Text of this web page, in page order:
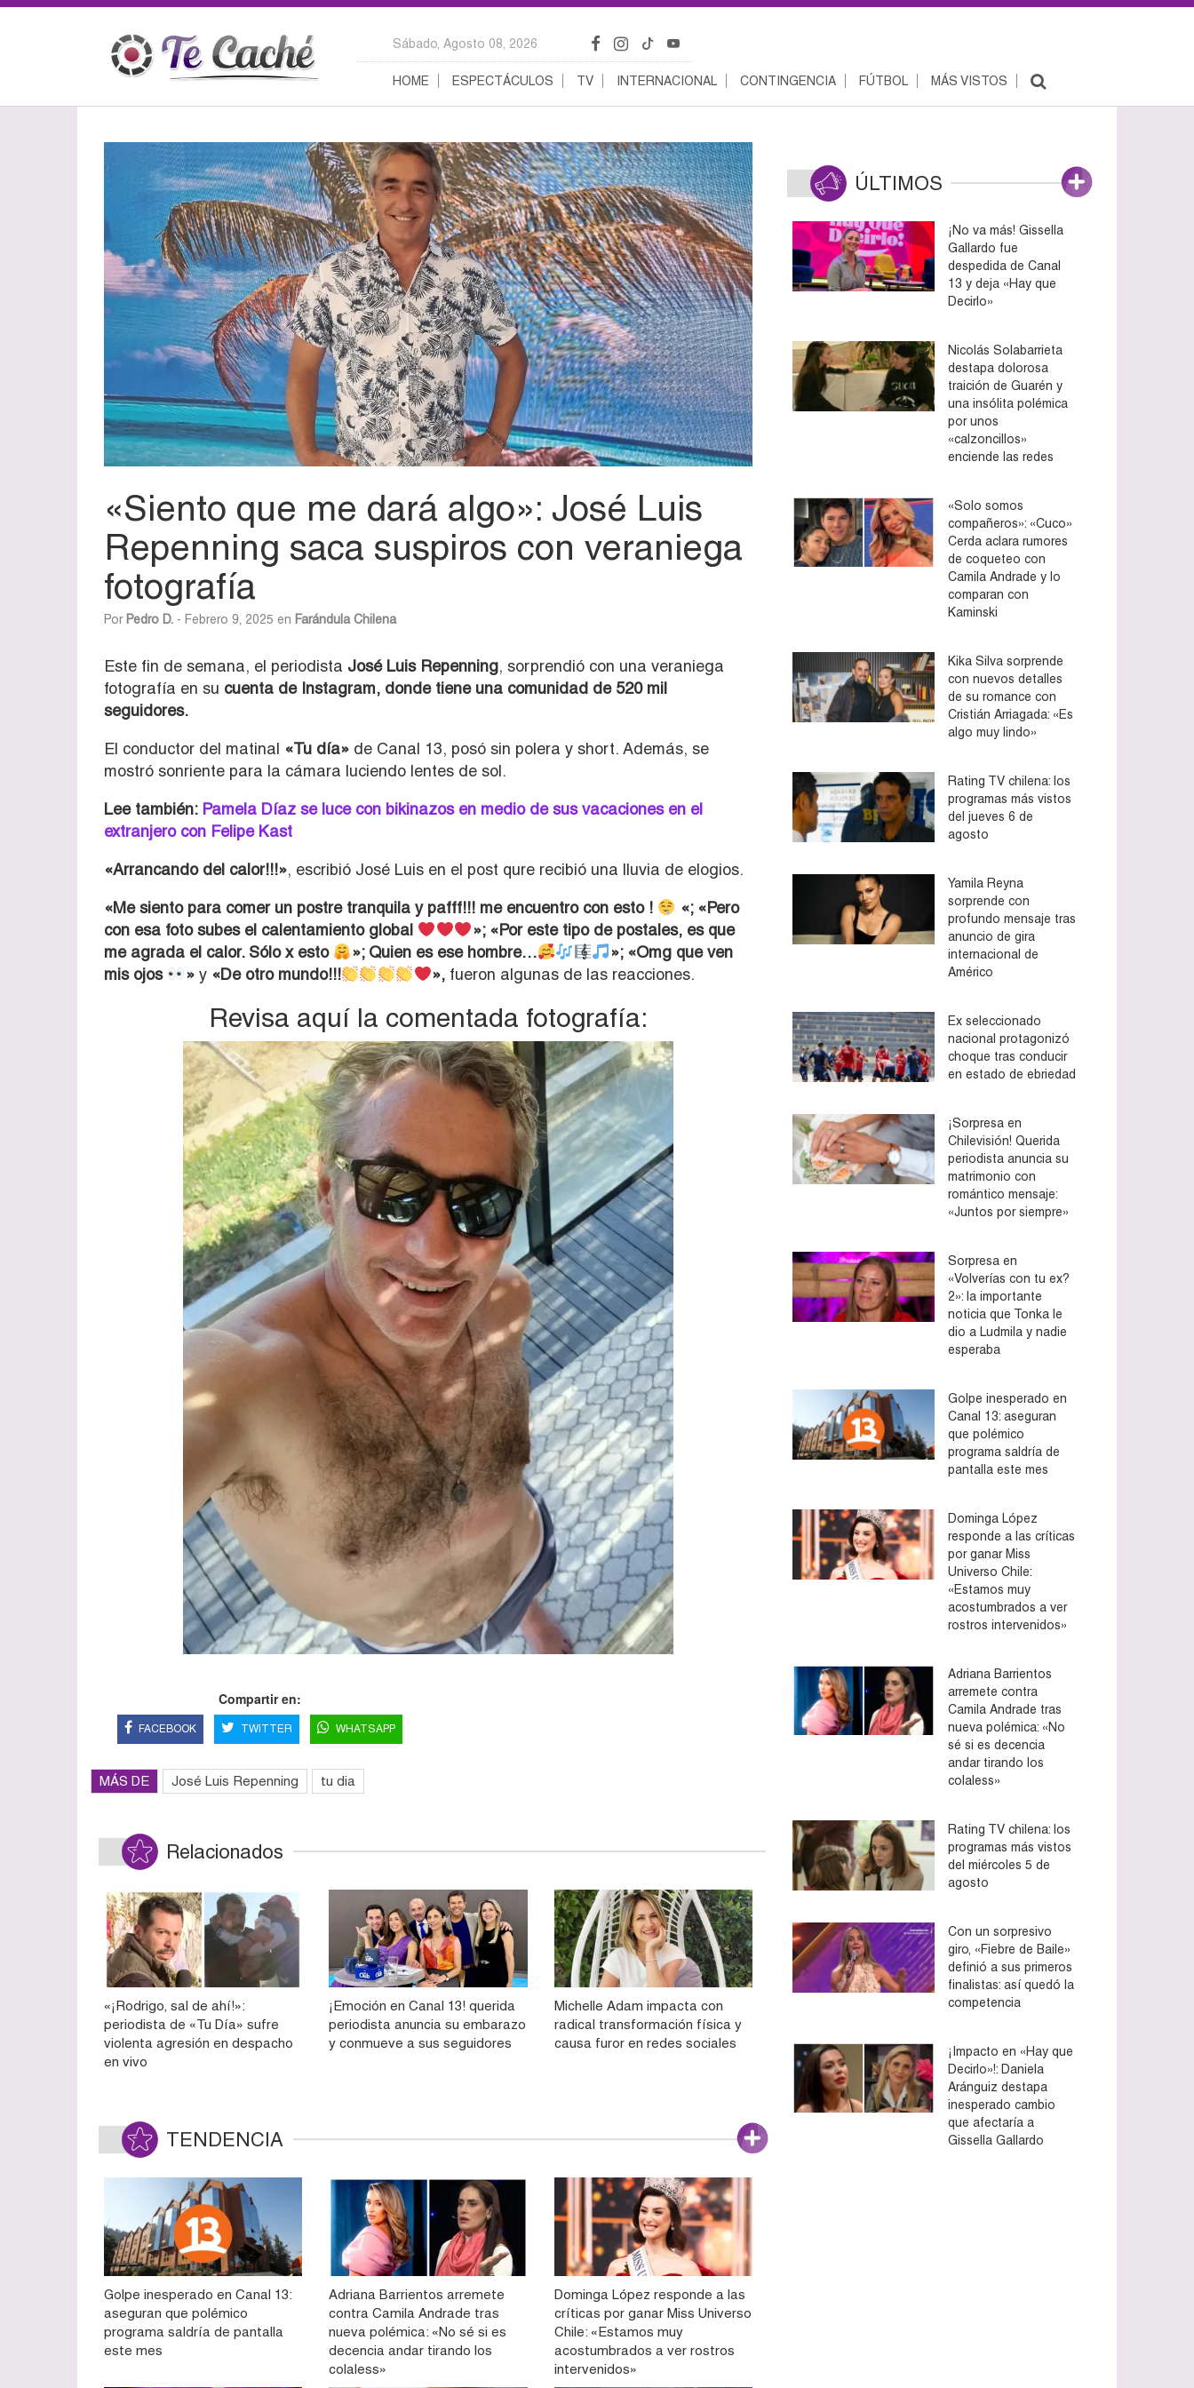
Sábado, Agosto 08, 2026
HOME ESPECTÁCULOS TV INTERNACIONAL CONTINGENCIA FÚTBOL MÁS VISTOS
«Siento que me dará algo»: José Luis
Repenning saca suspiros con veraniega
fotografía
Por Pedro D. - Febrero 9, 2025 en Farándula Chilena
Este fin de semana, el periodista José Luis Repenning, sorprendió con una veraniega
fotografía en su cuenta de Instagram, donde tiene una comunidad de 520 mil
seguidores.
El conductor del matinal «Tu día» de Canal 13, posó sin polera y short. Además, se
mostró sonriente para la cámara luciendo lentes de sol.
Lee también: Pamela Díaz se luce con bikinazos en medio de sus vacaciones en el
extranjero con Felipe Kast
«Arrancando del calor!!!», escribió José Luis en el post qure recibió una lluvia de elogios.
«Me siento para comer un postre tranquila y pafff!!! me encuentro con esto !
«; «Pero
con esa foto subes el calentamiento global
»; «Por este tipo de postales, es que
me agrada el calor. Sólo x esto
»; Quien es ese hombre…
»; «Omg que ven
mis ojos
» y«De otro mundo!!! », fueron algunas de las reacciones.
Revisa aquí la comentada fotografía:
Compartir en:
FACEBOOK TWITTER WHATSAPP
MÁS DE José Luis Repenning tu dia
Relacionados
«¡Rodrigo, sal de ahí!»:
periodista de «Tu Día» sufre
violenta agresión en despacho
en vivo
¡Emoción en Canal 13! querida
periodista anuncia su embarazo
y conmueve a sus seguidores
Michelle Adam impacta con
radical transformación física y
causa furor en redes sociales
TENDENCIA
Golpe inesperado en Canal 13:
aseguran que polémico
programa saldría de pantalla
este mes
Adriana Barrientos arremete
contra Camila Andrade tras
nueva polémica: «No sé si es
decencia andar tirando los
colaless»
Dominga López responde a las
críticas por ganar Miss Universo
Chile: «Estamos muy
acostumbrados a ver rostros
intervenidos»
ÚLTIMOS
¡No va más! Gissella
Gallardo fue
despedida de Canal
13 y deja «Hay que
Decirlo»
Nicolás Solabarrieta
destapa dolorosa
traición de Guarén y
una insólita polémica
por unos
«calzoncillos»
enciende las redes
«Solo somos
compañeros»: «Cuco»
Cerda aclara rumores
de coqueteo con
Camila Andrade y lo
comparan con
Kaminski
Kika Silva sorprende
con nuevos detalles
de su romance con
Cristián Arriagada: «Es
algo muy lindo»
Rating TV chilena: los
programas más vistos
del jueves 6 de
agosto
Yamila Reyna
sorprende con
profundo mensaje tras
anuncio de gira
internacional de
Américo
Ex seleccionado
nacional protagonizó
choque tras conducir
en estado de ebriedad
¡Sorpresa en
Chilevisión! Querida
periodista anuncia su
matrimonio con
romántico mensaje:
«Juntos por siempre»
Sorpresa en
«Volverías con tu ex?
2»: la importante
noticia que Tonka le
dio a Ludmila y nadie
esperaba
Golpe inesperado en
Canal 13: aseguran
que polémico
programa saldría de
pantalla este mes
Dominga López
responde a las críticas
por ganar Miss
Universo Chile:
«Estamos muy
acostumbrados a ver
rostros intervenidos»
Adriana Barrientos
arremete contra
Camila Andrade tras
nueva polémica: «No
sé si es decencia
andar tirando los
colaless»
Rating TV chilena: los
programas más vistos
del miércoles 5 de
agosto
Con un sorpresivo
giro, «Fiebre de Baile»
definió a sus primeros
finalistas: así quedó la
competencia
¡Impacto en «Hay que
Decirlo»!: Daniela
Aránguiz destapa
inesperado cambio
que afectaría a
Gissella Gallardo